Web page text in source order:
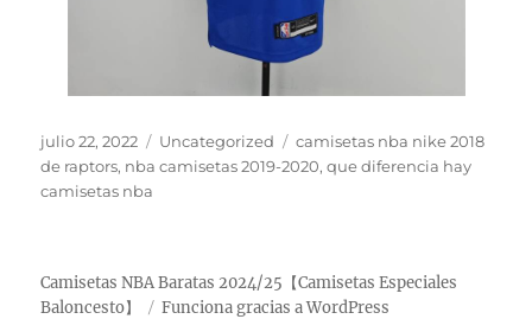
Publicado
el
julio 22, 2022 Categorías
Uncategorized Etiquetas
camisetas nba nike 2018
de raptors, nba camisetas 2019-2020,que diferencia hay
camisetas nba
Camisetas NBA Baratas 2024/25【Camisetas Especiales
Baloncesto】
Funciona gracias a WordPress